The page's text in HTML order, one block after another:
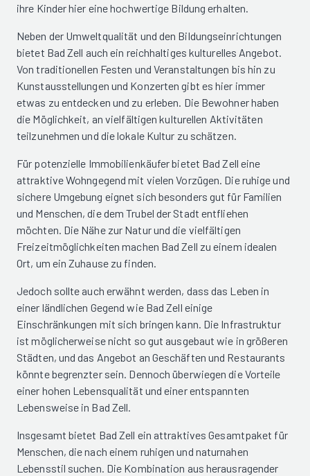
ihre Kinder hier eine hochwertige Bildung erhalten.
Neben der Umweltqualität und den Bildungseinrichtungen
bietet Bad Zell auch ein reichhaltiges kulturelles Angebot.
Von traditionellen Festen und Veranstaltungen bis hin zu
Kunstausstellungen und Konzerten gibt es hier immer
etwas zu entdecken und zu erleben. Die Bewohner haben
die Möglichkeit, an vielfältigen kulturellen Aktivitäten
teilzunehmen und die lokale Kultur zu schätzen.
Für potenzielle Immobilienkäufer bietet Bad Zell eine
attraktive Wohngegend mit vielen Vorzügen. Die ruhige und
sichere Umgebung eignet sich besonders gut für Familien
und Menschen, die dem Trubel der Stadt entfliehen
möchten. Die Nähe zur Natur und die vielfältigen
Freizeitmöglichkeiten machen Bad Zell zu einem idealen
Ort, um ein Zuhause zu finden.
Jedoch sollte auch erwähnt werden, dass das Leben in
einer ländlichen Gegend wie Bad Zell einige
Einschränkungen mit sich bringen kann. Die Infrastruktur
ist möglicherweise nicht so gut ausgebaut wie in größeren
Städten, und das Angebot an Geschäften und Restaurants
könnte begrenzter sein. Dennoch überwiegen die Vorteile
einer hohen Lebensqualität und einer entspannten
Lebensweise in Bad Zell.
Insgesamt bietet Bad Zell ein attraktives Gesamtpaket für
Menschen, die nach einem ruhigen und naturnahen
Lebensstil suchen. Die Kombination aus herausragender